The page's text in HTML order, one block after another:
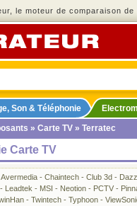
le moteur de comparaison
Son & Téléphonie
» Carte TV » Terratec
Carte TV
Avermedia - Chaintech - Club 3d -
- Leadtek - MSI - Neotion - PCTV -
- Twintech - Typhoon -